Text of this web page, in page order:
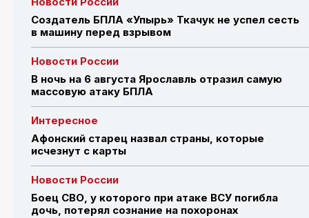
Создатель БПЛА «Упырь» Ткачук не успел сесть
в машину перед взрывом
Новости России
В ночь на 6 августа Ярославль отразил самую
массовую атаку БПЛА
Интересное
Афонский старец назвал страны, которые
исчезнут с карты
Новости России
Боец СВО, у которого при атаке ВСУ погибла
дочь, потерял сознание на похоронах